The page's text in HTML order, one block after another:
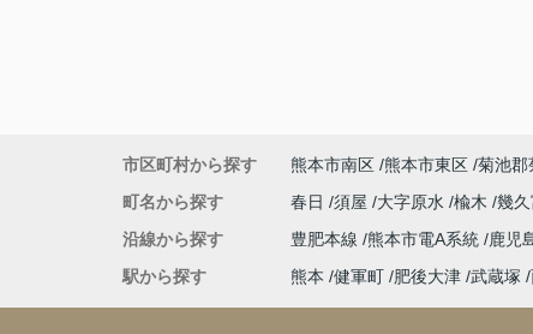
市区町村から探す 熊本市南区 熊本市東区 菊池郡
町名から探す
春日 須屋 大字原水 楡木 幾久
沿線から探す
豊肥本線 熊本市電A系統 鹿児
駅から探す
熊本 健軍町 肥後大津 武蔵塚